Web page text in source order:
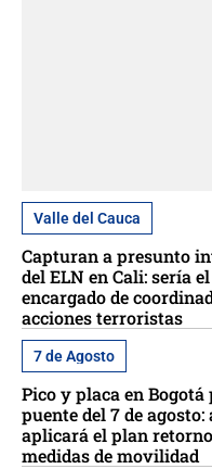
Valle del Cauca
Capturan a presunto
del ELN en Cali: sería el
encargado de
acciones terroristas
7 de Agosto
Pico y placa en Bogotá
puente del 7 de agosto:
aplicará el plan
medidas de movilidad